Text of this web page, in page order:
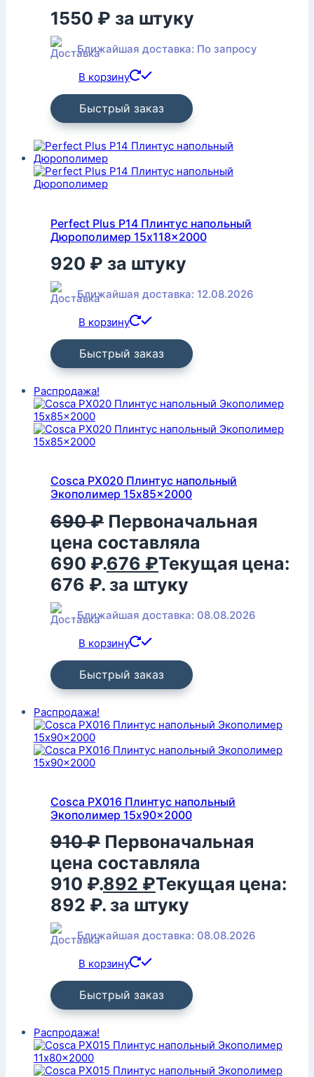
1550 ₽ за штуку
Ближайшая доставка: По запросу
В корзину
Быстрый заказ
Perfect Plus P14 Плинтус напольный
Дюрополимер 15x118x2000
920 ₽ за штуку
Ближайшая доставка: 12.08.2026
В корзину
Быстрый заказ
Распродажа!
Cosca PX020 Плинтус напольный
Экополимер 15x85x2000
690₽ Первоначальная
цена составляла
690 ₽.676 ₽Текущая цена:
676 ₽. за штуку
Ближайшая доставка: 08.08.2026
В корзину
Быстрый заказ
Распродажа!
Cosca PX016 Плинтус напольный
Экополимер 15x90x2000
910₽ Первоначальная
цена составляла
910 ₽.892 ₽Текущая цена:
892 ₽. за штуку
Ближайшая доставка: 08.08.2026
В корзину
Быстрый заказ
Распродажа!